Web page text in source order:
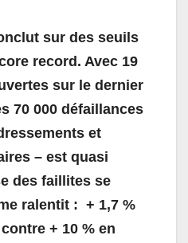
sur des seuils
record. Avec 19
sur le dernier
70 000 défaillances
et
– est quasi
des faillites se
ralentit : + 1,7 %
+ 10 % en